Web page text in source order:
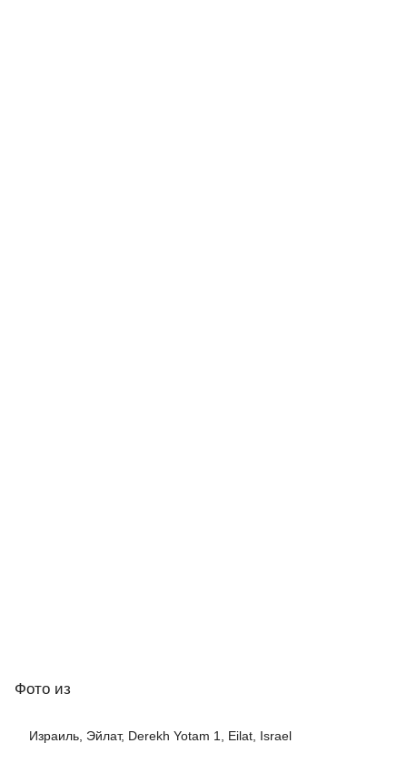
Фото из
Израиль, Эйлат, Derekh Yotam 1, Eilat, Israel